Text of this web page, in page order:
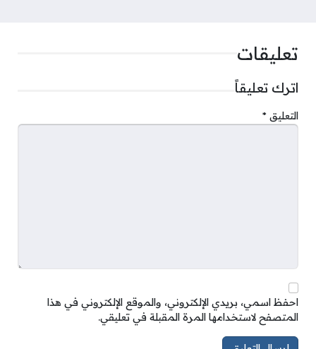
تعليقات
اترك تعليقاً
التعليق *
احفظ اسمي، بريدي الإلكتروني، والموقع الإلكتروني في هذا
المتصفح لاستخدامها المرة المقبلة في تعليقي.